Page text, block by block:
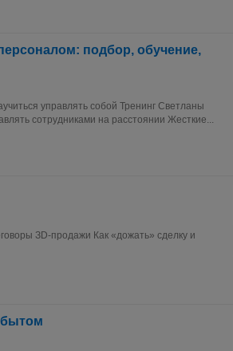
подбор, обучение,
управлять собой Тренинг Светланы
сотрудниками на расстоянии Жесткие...
ЗD-продажи Как «дожать» сделку и